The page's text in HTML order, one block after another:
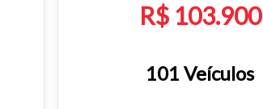
R$ 103.900
101 Veículos